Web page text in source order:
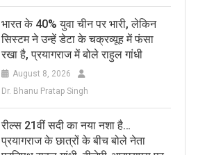
भारत के 40% युवा चीन पर भारी, लेकिन
सिस्टम ने उन्हें डेटा के चक्रव्यूह में फंसा
रखा है, प्रयागराज में बोले राहुल गांधी
August 8, 2026
Dr. Bhanu Pratap Singh
रील्स 21वीं सदी का नया नशा है…
प्रयागराज के छात्रों के बीच बोले नेता